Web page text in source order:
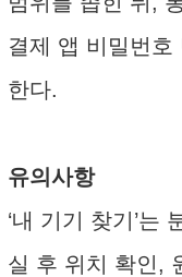
결제 앱 비밀번호
한다.
유의사항
‘내 기기 찾기’는
실 후 위치 확인,